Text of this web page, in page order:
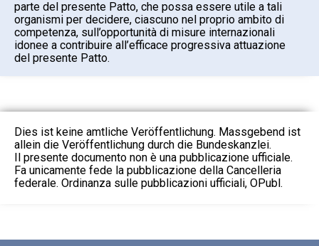
parte del presente Patto, che possa essere utile a tali
organismi per decidere, ciascuno nel proprio ambito di
competenza, sull’opportunità di misure internazionali
idonee a contribuire all’efficace progressiva attuazione
del presente Patto.
Dies ist keine amtliche Veröffentlichung. Massgebend ist
allein die Veröffentlichung durch die Bundeskanzlei.
Il presente documento non è una pubblicazione ufficiale.
Fa unicamente fede la pubblicazione della Cancelleria
federale. Ordinanza sulle pubblicazioni ufficiali, OPubl.